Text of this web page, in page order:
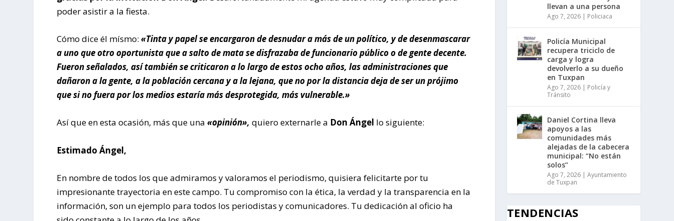
poder asistir a la fiesta.
Cómo dice él mísmo:«Tinta y papel se encargaron de desnudar a más de un político, y de desenmascarar
a uno que otro oportunista que a salto de mata se disfrazaba de funcionario público o de gente decente.
Fueron señalados, así también se criticaron a lo largo de estos ocho años, las administraciones que
dañaron a la gente, a la población cercana y a la lejana, que no por la distancia deja de ser un prójimo
que si no fuera por los medios estaría más desprotegida, más vulnerable.»
Así que en esta ocasión, más que una«opinión», quiero externarle a Don Ángel lo siguiente:
Estimado Ángel,
En nombre de todos los que admiramos y valoramos el periodismo, quisiera felicitarte por tu
impresionante trayectoria en este campo. Tu compromiso con la ética, la verdad y la transparencia en la
información, son un ejemplo para todos los periodistas y comunicadores. Tu dedicación al oficio ha
llevan a una persona
Ago 7, 2026| Policiaca
Policía Municipal
recupera triciclo de
carga y logra
devolverlo a su dueño
en Tuxpan
Ago 7, 2026| Policía y
Tránsito
Daniel Cortina lleva
apoyos a las
comunidades más
alejadas de la cabecera
municipal: “No están
solos”
Ago 7, 2026| Ayuntamiento
de Tuxpan
TENDENCIAS